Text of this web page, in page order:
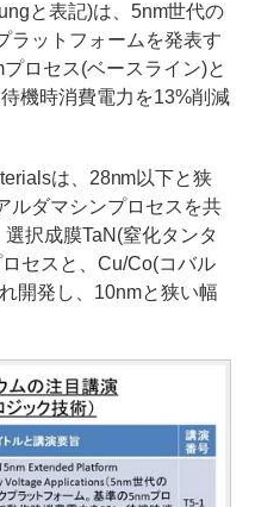
と表記)は、5nm世代の
ラットフォームを発表す
ロセス(ベースライン)と
機時消費電力を13%削減
は、28nm以下と狭
ルダマシンプロセスを共
択成膜TaN(窒化タンタ
セスと、Cu/Co(コバル
開発し、10nmと狭い幅